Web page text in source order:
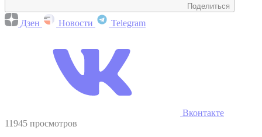
Поделиться
Дзен Новости Telegram
Вконтакте
11945 просмотров